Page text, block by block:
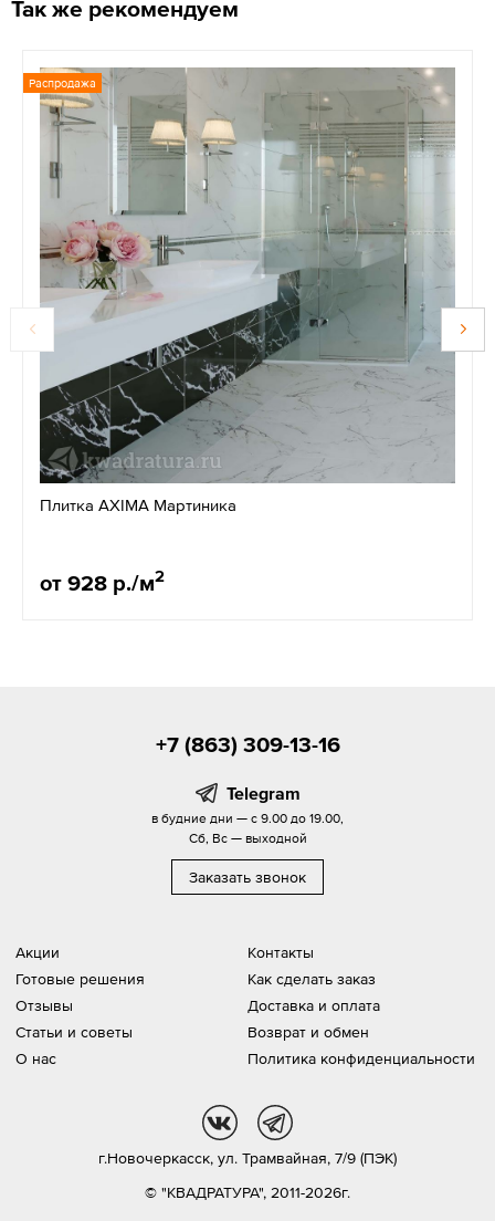
Так же рекомендуем
Распродажа
Плитка AXIMA Мартиника
от 928 р./м2
Акции
Готовые решения
Отзывы
Статьи и советы
О нас
Контакты
Как сделать заказ
Доставка и оплата
Возврат и обмен
Политика конфиденциальности
+7 (863) 309-13-16
Telegram
в будние дни — с 9.00 до 19.00,
Сб, Вс — выходной
Заказать звонок
© "КВАДРАТУРА", 2011-2026г.
г.Новочеркасск, ул. Трамвайная, 7/9 (ПЭК)